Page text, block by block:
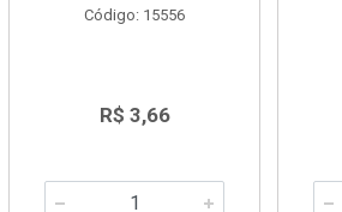
Código: 15556
R$ 3,66